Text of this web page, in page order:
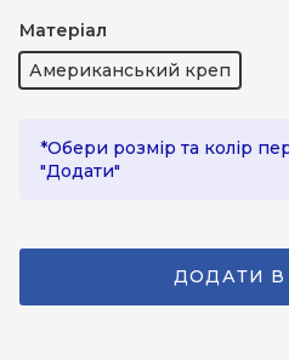
Матеріал
Американський креп
*Обери розмір та колір
"Додати"
ДОДАТИ